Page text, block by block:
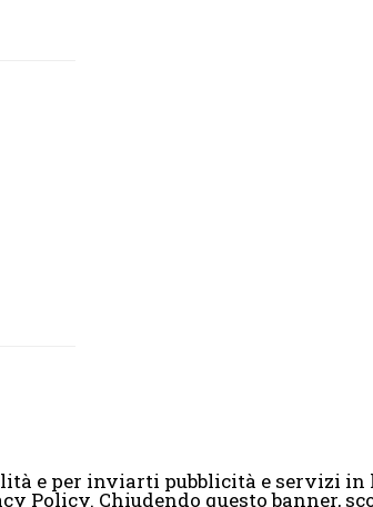
e per inviarti pubblicità e servizi in
Policy. Chiudendo questo banner,